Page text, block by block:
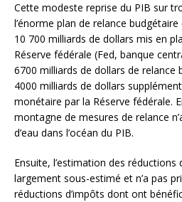
Cette modeste reprise du PIB sur
l’énorme plan de relance
10 700 milliards de dollars mis en
Réserve fédérale (Fed, banque
6700 milliards de dollars de relance
4000 milliards de dollars
monétaire par la Réserve fédérale.
montagne de mesures de relance
d’eau dans l’océan du PIB.
Ensuite, l’estimation des réductions
largement sous-estimé et n’a pas
réductions d’impôts dont ont